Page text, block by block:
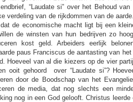
“Laudate si” over het Behoud
verdeling van de rijkdommen van de
de economische macht ligt bij een
de winsten van hun bedrijven zo
kost geld. Arbeiders eerlijk
paus Franciscus de aantasting van
Hoeveel van al die kiezers op de vier
ooit gehoord over “Laudate si”?
door de Boodschap van het
de media, dat nog slechts een
nog in een God gelooft. Christus